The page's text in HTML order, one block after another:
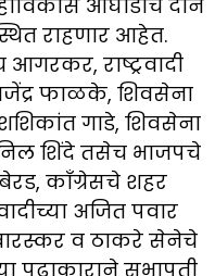
आघाडीचे दोन
राहणार आहेत.
राष्ट्रवादी
फाळके, शिवसेना
गाडे, शिवसेना
शिंदे तसेच भाजपचे
बेरड, काँग्रेसचे शहर
अजित पवार
व ठाकरे सेनेचे
पुढाकाराने सभापती